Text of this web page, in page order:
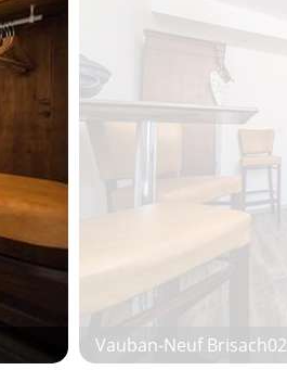
Vauban-Neuf Brisach02